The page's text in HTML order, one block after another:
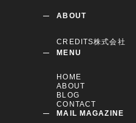
ABOUT
CREDITS株式会社
MENU
HOME
ABOUT
BLOG
CONTACT
MAIL MAGAZINE